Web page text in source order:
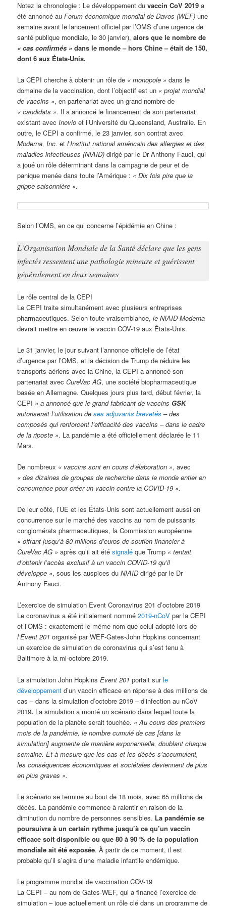
Notez la chronologie : Le développement duvaccin CoV 2019 a
été annoncé auForum économique mondial de Davos (WEF) une
semaine avant le lancement officiel par l’OMS d’une urgence de
santé publique mondiale, le 30 janvier),alors que le nombre de
« cas confirmés » dans le monde – hors Chine – était de 150,
dont 6 aux États-Unis.
La CEPI cherche à obtenir un rôle de « monopole » dans le
domaine de la vaccination, dont l’objectif est un « projet mondial
de vaccins », en partenariat avec un grand nombre de
« candidats ». Il a annoncé le financement de son partenariat
existant avecInovio et l’Université du Queensland, Australie. En
outre, le CEPI a confirmé, le 23 janvier, son contrat avec
Moderna, Inc. et l’Institut national américain des allergies et des
maladies infectieuses (NIAID)dirigé par le Dr Anthony Fauci, qui
a joué un rôle déterminant dans la campagne de peur et de
panique menée dans toute l’Amérique : « Dix fois pire que la
grippe saisonnière ».
Selon l’OMS, en ce qui concerne l’épidémie en Chine :
L’Organisation Mondiale de la Santé déclare que les gens
infectés ressentent une pathologie mineure et guérissent
généralement en deux semaines
Le rôle central de la CEPI
Le CEPI traite simultanément avec plusieurs entreprises
pharmaceutiques. Selon toute vraisemblance,le NIAID-Moderna
devrait mettre en œuvre le vaccin COV-19 aux États-Unis.
Le 31 janvier, le jour suivant l’annonce officielle de l’état
d’urgence par l’OMS, et la décision de Trump de réduire les
transports aériens avec la Chine, la CEPI a annoncé son
partenariat avecCureVac AG, une société biopharmaceutique
basée en Allemagne. Quelques jours plus tard, début février, la
CEPI « a annoncé que le grand fabricant de vaccins GSK
autoriserait l’utilisation deses adjuvants brevetés– des
composés qui renforcent l’efficacité des vaccins – dans le cadre
de la riposte ». La pandémie a été officiellement déclarée le 11
Mars.
De nombreux « vaccins sont en cours d’élaboration », avec
« des dizaines de groupes de recherche dans le monde entier en
concurrence pour créer un vaccin contre la COVID-19 ».
De leur côté, l’UE et les États-Unis sont actuellement aussi en
concurrence sur le marché des vaccins au nom de puissants
conglomérats pharmaceutiques, la Commission européenne
« offrant jusqu’à 80 millions d’euros de soutien financier à
CureVac AG » après qu’il ait étésignalé que Trump « tentait
d’obtenir l’accès exclusif à un vaccin COVID-19 qu’il
développe », sous les auspices duNIAIDdirigé par le Dr
Anthony Fauci.
L’exercice de simulation Event Coronavirus 201 d’octobre 2019
Le coronavirus a été initialement nommé2019-nCoV par la CEPI
et l’OMS : exactement le même nom que celui adopté lors de
l’Event 201 organisé par WEF-Gates-John Hopkins concernant
un exercice de simulation de coronavirus qui s’est tenu à
Baltimore à la mi-octobre 2019.
La simulation John HopkinsEvent 201 portait surle
développement d’un vaccin efficace en réponse à des millions de
cas – dans la simulation d’octobre 2019 – d’infection au nCoV
2019. La simulation a monté un scénario dans lequel toute la
population de la planète serait touchée. « Au cours des premiers
mois de la pandémie, le nombre cumulé de cas [dans la
simulation] augmente de manière exponentielle, doublant chaque
semaine. Et à mesure que les cas et les décès s’accumulent,
les conséquences économiques et sociétales deviennent de plus
en plus graves ».
Le scénario se termine au bout de 18 mois, avec 65 millions de
décès. La pandémie commence à ralentir en raison de la
diminution du nombre de personnes sensibles. La pandémie se
poursuivra à un certain rythme jusqu’à ce qu’un vaccin
efficace soit disponible ou que 80 à 90 % de la population
mondiale ait été exposée. À partir de ce moment, il est
probable qu’il s’agira d’une maladie infantile endémique.
Le programme mondial de vaccination COV-19
La CEPI – au nom de Gates-WEF, qui a financé l’exercice de
simulation – joue actuellement un rôle clé dans un programme de